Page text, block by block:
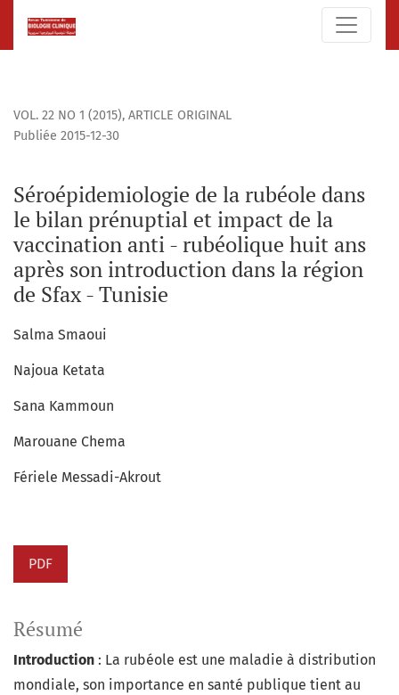
Séroépidemiologie de la rubéole dans le bilan
VOL. 22 NO 1 (2015), ARTICLE ORIGINAL
Séroépidemiologie de la rubéole dans
le bilan prénuptial et impact de la
vaccination anti - rubéolique huit ans
après son introduction dans la région
de Sfax - Tunisie
Publiée 2015-12-30
Salma Smaoui
Najoua Ketata
Sana Kammoun
Marouane Chema
Fériele Messadi-Akrout
PDF
Résumé
Introduction : La rubéole est une maladie à distribution
mondiale, son importance en santé publique tient au